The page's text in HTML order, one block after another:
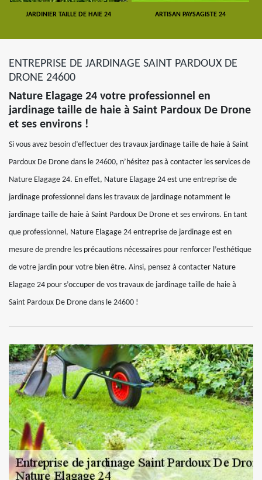
JARDINIER TAILLE DE HAIE 24 ARTISAN PAYSAGISTE 24
ENTREPRISE DE JARDINAGE SAINT PARDOUX DE
DRONE 24600
Nature Elagage 24 votre professionnel en
jardinage taille de haie à Saint Pardoux De Drone
et ses environs !
Si vous avez besoin d’effectuer des travaux jardinage taille de haie à Saint
Pardoux De Drone dans le 24600, n’hésitez pas à contacter les services de
Nature Elagage 24. En effet, Nature Elagage 24 est une entreprise de
jardinage professionnel dans les travaux de jardinage notamment le
jardinage taille de haie à Saint Pardoux De Drone et ses environs. En tant
que professionnel, Nature Elagage 24 entreprise de jardinage est en
mesure de prendre les précautions nécessaires pour renforcer l’esthétique
de votre jardin pour votre bien être. Ainsi, pensez à contacter Nature
Elagage 24 pour s’occuper de vos travaux de jardinage taille de haie à
Saint Pardoux De Drone dans le 24600 !